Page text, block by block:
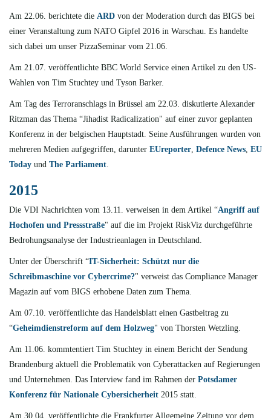
Am 22.06. berichtete die ARD von der Moderation durch das BIGS bei
einer Veranstaltung zum NATO Gipfel 2016 in Warschau. Es handelte
sich dabei um unser PizzaSeminar vom 21.06.
Am 21.07. veröffentlichte BBC World Service einen Artikel zu den US-
Wahlen von Tim Stuchtey und Tyson Barker.
Am Tag des Terroranschlags in Brüssel am 22.03. diskutierte Alexander
Ritzman das Thema “Jihadist Radicalization" auf einer zuvor geplanten
Konferenz in der belgischen Hauptstadt. Seine Ausführungen wurden von
mehreren Medien aufgegriffen, darunter EUreporter, Defence News, EU
Today und The Parliament.
2015
Die VDI Nachrichten vom 13.11. verweisen in dem Artikel “Angriff auf
Hochofen und Pressstraße" auf die im Projekt RiskViz durchgeführte
Bedrohungsanalyse der Industrieanlagen in Deutschland.
Unter der Überschrift “IT-Sicherheit: Schützt nur die
Schreibmaschine vor Cybercrime?" verweist das Compliance Manager
Magazin auf vom BIGS erhobene Daten zum Thema.
Am 07.10. veröffentlichte das Handelsblatt einen Gastbeitrag zu
“Geheimdienstreform auf dem Holzweg" von Thorsten Wetzling.
Am 11.06. kommtentiert Tim Stuchtey in einem Bericht der Sendung
Brandenburg aktuell die Problematik von Cyberattacken auf Regierungen
und Unternehmen. Das Interview fand im Rahmen der Potsdamer
Konferenz für Nationale Cybersicherheit 2015 statt.
Am 30.04. veröffentlichte die Frankfurter Allgemeine Zeitung vor dem